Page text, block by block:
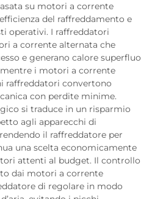
su motori a corrente
del raffreddamento e
operativi. I raffreddatori
a corrente alternata che
e generano calore superfluo
i motori a corrente
raffreddatori convertono
con perdite minime.
si traduce in un risparmio
agli apparecchi di
il raffreddatore per
una scelta economicamente
attenti al budget. Il controllo
dai motori a corrente
di regolare in modo